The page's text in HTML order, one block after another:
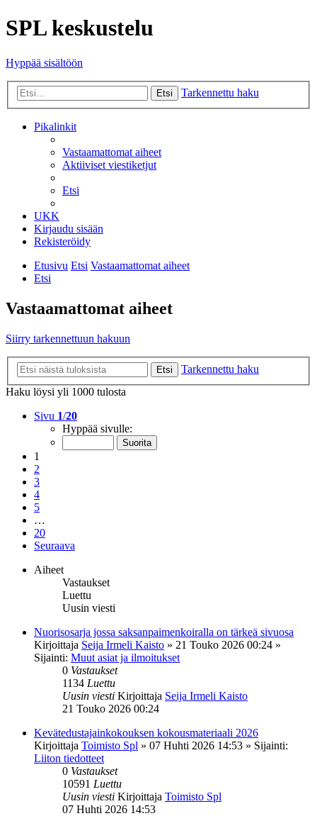
SPL keskustelu
Hyppää sisältöön
Etsi Tarkennettu haku
Pikalinkit
Vastaamattomat aiheet
Aktiiviset viestiketjut
Etsi
UKK
Kirjaudu sisään
Rekisteröidy
Etusivu Etsi Vastaamattomat aiheet
Etsi
Vastaamattomat aiheet
Siirry tarkennettuun hakuun
Etsi
Tarkennettu haku
Haku löysi yli 1000 tulosta
Sivu 1/20
Hyppää sivulle:
1
2
3
4
5
…
20
Seuraava
Aiheet
Vastaukset
Luettu
Uusin viesti
Nuorisosarja jossa saksanpaimenkoiralla on tärkeä sivuosa
Kirjoittaja Seija Irmeli Kaisto » 21 Touko 2026 00:24 »
Sijainti: Muut asiat ja ilmoitukset
0 Vastaukset
1134 Luettu
Uusin viesti Kirjoittaja Seija Irmeli Kaisto
21 Touko 2026 00:24
Kevätedustajainkokouksen kokousmateriaali 2026
Kirjoittaja Toimisto Spl » 07 Huhti 2026 14:53 » Sijainti:
Liiton tiedotteet
0 Vastaukset
10591 Luettu
Uusin viesti Kirjoittaja Toimisto Spl
07 Huhti 2026 14:53